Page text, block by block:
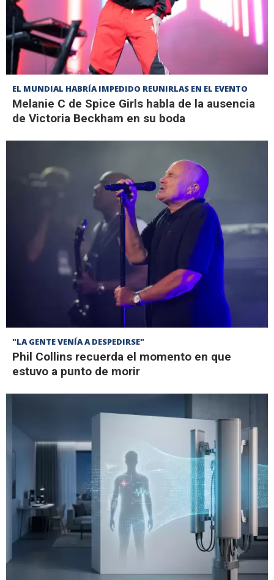
EL MUNDIAL HABRÍA IMPEDIDO REUNIRLAS EN EL EVENTO
Melanie C de Spice Girls habla de la ausencia
de Victoria Beckham en su boda
"LA GENTE VENÍA A DESPEDIRSE"
Phil Collins recuerda el momento en que
estuvo a punto de morir